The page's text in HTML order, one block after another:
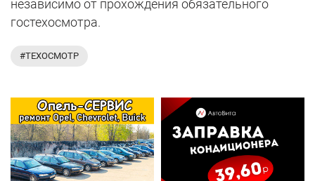
независимо от прохождения обязательного
гостехосмотра.
#ТЕХОСМОТР